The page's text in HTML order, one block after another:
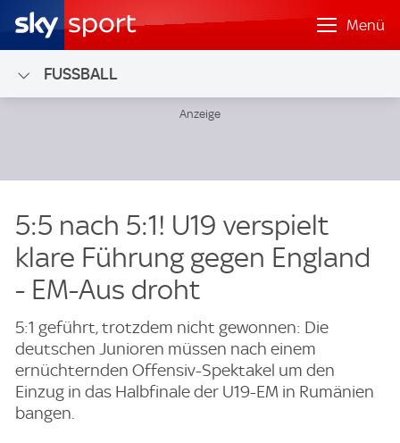
Menü
FUSSBALL
5:5 nach 5:1! U19 verspielt
klare Führung gegen England
- EM-Aus droht
5:1 geführt, trotzdem nicht gewonnen: Die
deutschen Junioren müssen nach einem
ernüchternden Offensiv-Spektakel um den
Einzug in das Halbfinale der U19-EM in Rumänien
bangen.